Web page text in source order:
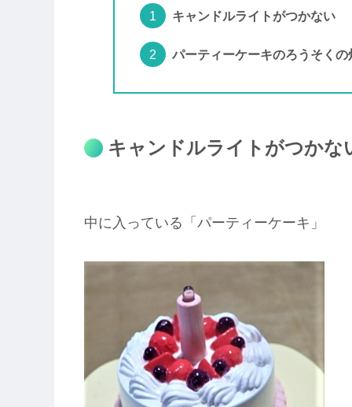
キャンドルライトがつかない
パーティーケーキのろうそくの
キャンドルライトがつかな
中に入っている「パーティーケーキ」